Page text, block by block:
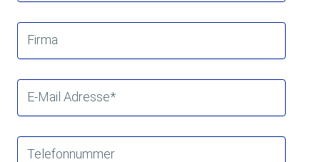
Firma
E-Mail Adresse*
Telefonnummer